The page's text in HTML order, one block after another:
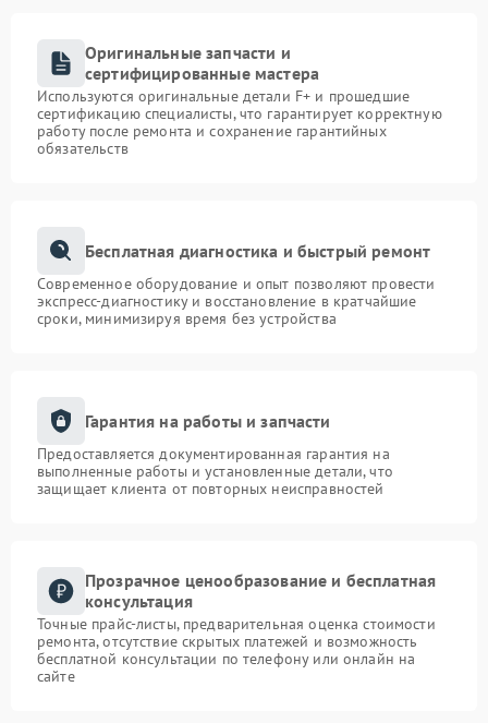
Оригинальные запчасти и
сертифицированные мастера
Используются оригинальные детали F+ и прошедшие
сертификацию специалисты, что гарантирует корректную
работу после ремонта и сохранение гарантийных
обязательств
Бесплатная диагностика и быстрый ремонт
Современное оборудование и опыт позволяют провести
экспресс-диагностику и восстановление в кратчайшие
сроки, минимизируя время без устройства
Гарантия на работы и запчасти
Предоставляется документированная гарантия на
выполненные работы и установленные детали, что
защищает клиента от повторных неисправностей
Прозрачное ценообразование и бесплатная
консультация
Точные прайс-листы, предварительная оценка стоимости
ремонта, отсутствие скрытых платежей и возможность
бесплатной консультации по телефону или онлайн на
сайте